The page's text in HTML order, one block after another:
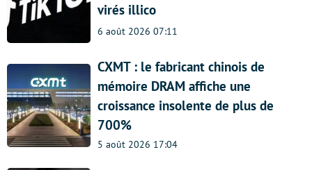
virés illico
6 août 2026 07:11
CXMT : le fabricant chinois de
mémoire DRAM affiche une
croissance insolente de plus de
700%
5 août 2026 17:04